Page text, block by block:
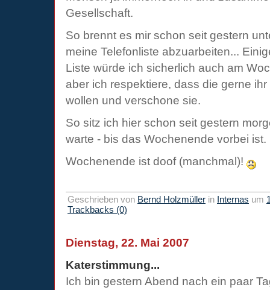
Gesellschaft.
So brennt es mir schon seit gestern
meine Telefonliste abzuarbeiten...
Liste würde ich sicherlich auch am
aber ich respektiere, dass die gerne
wollen und verschone sie.
So sitz ich hier schon seit gestern
warte - bis das Wochenende vorbei ist.
Wochenende ist doof (manchmal)!
Geschrieben von Bernd Holzmüller in Internas um
Trackbacks (0)
Dienstag, 22. Mai 2007
Katerstimmung...
Ich bin gestern Abend nach ein paar